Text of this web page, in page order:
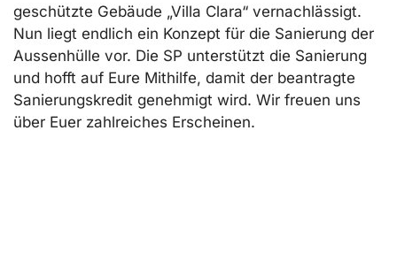
geschützte Gebäude „Villa Clara“ vernachlässigt.
Nun liegt endlich ein Konzept für die Sanierung der
Aussenhülle vor. Die SP unterstützt die Sanierung
und hofft auf Eure Mithilfe, damit der beantragte
Sanierungskredit genehmigt wird. Wir freuen uns
über Euer zahlreiches Erscheinen.